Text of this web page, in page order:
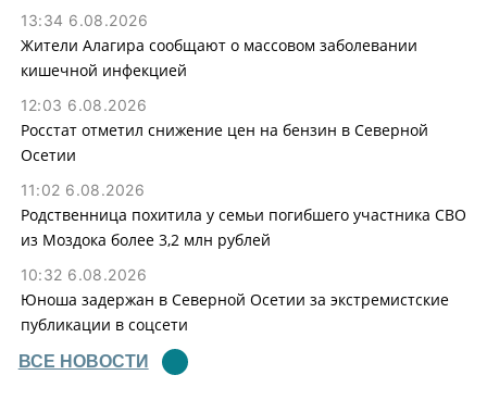
13:34 6.08.2026
Жители Алагира сообщают о массовом заболевании
кишечной инфекцией
12:03 6.08.2026
Росстат отметил снижение цен на бензин в Северной
Осетии
11:02 6.08.2026
Родственница похитила у семьи погибшего участника СВО
из Моздока более 3,2 млн рублей
10:32 6.08.2026
Юноша задержан в Северной Осетии за экстремистские
публикации в соцсети
ВСЕ НОВОСТИ